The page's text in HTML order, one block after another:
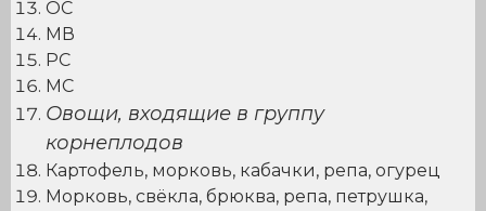
ОС
МВ
РС
МС
Овощи, входящие в группу
корнеплодов
Картофель, морковь, кабачки, репа, огурец
Морковь, свёкла, брюква, репа, петрушка,